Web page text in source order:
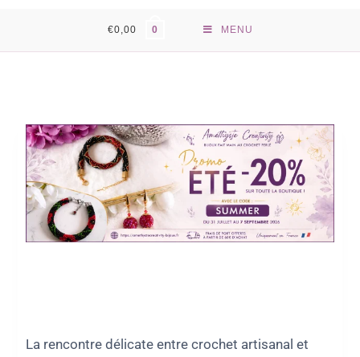
€0,00 0 MENU
La rencontre délicate entre crochet artisanal et